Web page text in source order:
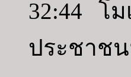
32:44 โม
ประชาช